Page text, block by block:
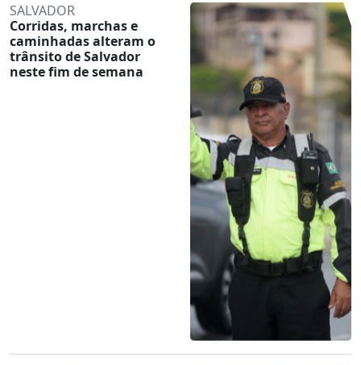
SALVADOR
Corridas, marchas e
caminhadas alteram o
trânsito de Salvador
neste fim de semana